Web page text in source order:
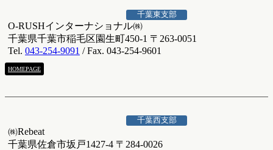
千葉東支部
O-RUSHインターナショナル㈱
千葉県千葉市稲毛区園生町450-1 〒263-0051
Tel. 043-254-9091 / Fax. 043-254-9601
HOMEPAGE
千葉西支部
㈱Rebeat
千葉県佐倉市坂戸1427-4 〒284-0026